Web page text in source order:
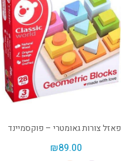
פאזל צורות גאומטרי – פוקסמיינד
₪89.00